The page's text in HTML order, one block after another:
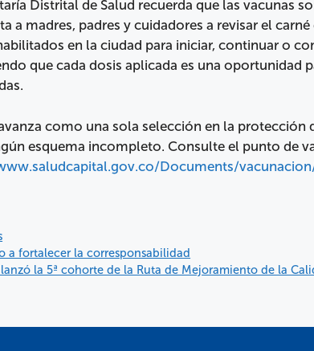
Distrital de Salud recuerda que las vacunas
a madres, padres y cuidadores a revisar el
en la ciudad para iniciar, continuar o
que cada dosis aplicada es una oportunidad
como una sola selección en la protección
esquema incompleto. Consulte el punto de
Documents/
a fortalecer la corresponsabilidad
la 5ª cohorte de la Ruta de Mejoramiento de la